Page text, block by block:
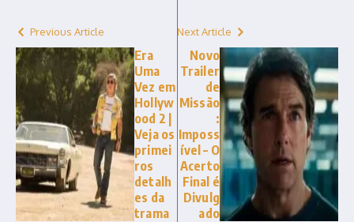
Previous Article
Era
Uma
Vez em
Hollyw
ood 2 |
Veja os
primei
ros
detalh
es da
trama
Next Article
Novo
Trailer
de
Missão
:
Imposs
ível – O
Acerto
Final é
Divulg
ado